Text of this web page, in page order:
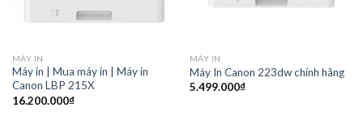
MÁY IN
Máy in | Mua máy in | Máy in
Canon LBP 215X
16.200.000₫
MÁY IN
Máy In Canon 223dw chính hãng
5.499.000₫